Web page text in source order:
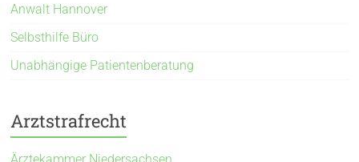
Anwalt Hannover
Selbsthilfe Büro
Unabhängige Patientenberatung
Arztstrafrecht
Ärztekammer Niedersachsen